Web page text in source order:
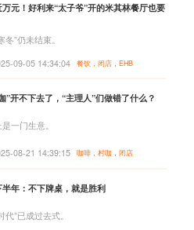
万元！好利来“太子爷”开的米其林餐厅也要
冬”仍未结束。
09-05 14:34:04
餐饮，闭店，EHB
”开不下去了，“主理人”们做错了什么？
一门生意。
08-21 14:39:15 咖啡，村咖，闭店
年：不下牌桌，就是胜利
代”已成过去式。